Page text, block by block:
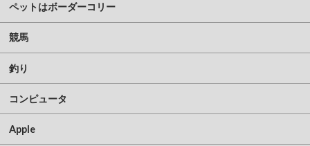
ペットはボーダーコリー
競馬
釣り
コンピュータ
Apple